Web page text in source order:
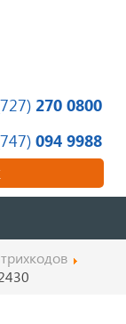
270 0800
094 9988